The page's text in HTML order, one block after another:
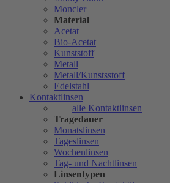
Moncler
Material
Acetat
Bio-Acetat
Kunststoff
Metall
Metall/Kunstsstoff
Edelstahl
Kontaktlinsen
alle Kontaktlinsen
Tragedauer
Monatslinsen
Tageslinsen
Wochenlinsen
Tag- und Nachtlinsen
Linsentypen